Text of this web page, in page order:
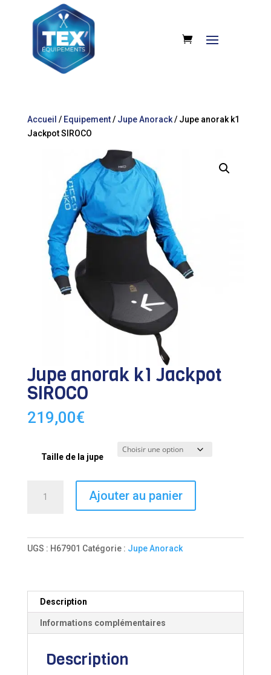
Accueil / Equipement/ Jupe Anorack/ Jupe anorak k1
Jackpot SIROCO
Jupe anorak k1 Jackpot
SIROCO
219,00€
Taille de la jupe
k1
Ajouter au panier
UGS : H67901 Catégorie : Jupe Anorack
Description
Informations complémentaires
Description